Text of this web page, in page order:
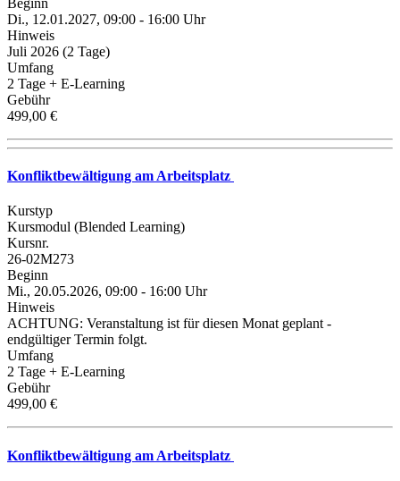
Di., 12.01.2027, 09:00 - 16:00 Uhr
Hinweis
Juli 2026 (2 Tage)
Umfang
2 Tage + E-Learning
Gebühr
499,00 €
Konfliktbewältigung am Arbeitsplatz
Kurstyp
Kursmodul (Blended Learning)
Kursnr.
26-02M273
Beginn
Mi., 20.05.2026, 09:00 - 16:00 Uhr
Hinweis
ACHTUNG: Veranstaltung ist für diesen Monat geplant -
endgültiger Termin folgt.
Umfang
2 Tage + E-Learning
Gebühr
499,00 €
Konfliktbewältigung am Arbeitsplatz